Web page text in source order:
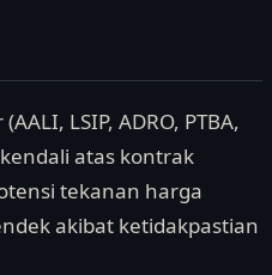
LSIP, ADRO, PTBA,
atas kontrak
tekanan harga
akibat ketidakpastian